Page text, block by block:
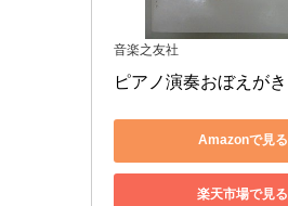
音楽之友社
ピアノ演奏おぼえがき
Amazonで見る
楽天市場で見る